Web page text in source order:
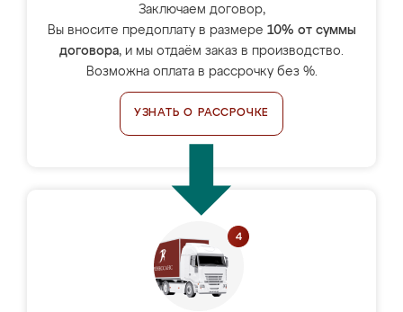
Заключаем договор,
Вы вносите предоплату в размере 10% от суммы
договора, и мы отдаём заказ в производство.
Возможна оплата в рассрочку без %.
УЗНАТЬ О РАССРОЧКЕ